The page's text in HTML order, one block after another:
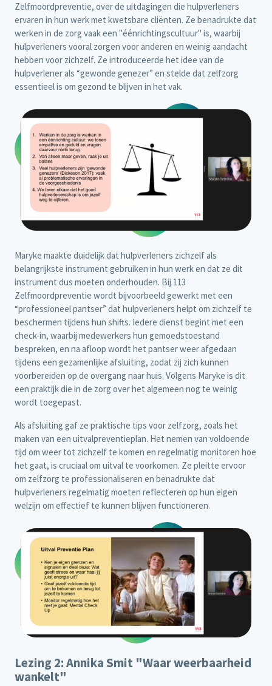
Zelfmoordpreventie, over de uitdagingen die hulpverleners
ervaren in hun werk met kwetsbare cliënten. Ze benadrukte dat
werken in de zorg vaak een "éénrichtingscultuur" is, waarbij
hulpverleners vooral zorgen voor anderen en weinig aandacht
hebben voor zichzelf. Ze introduceerde het idee van de
hulpverlener als “gewonde genezer” en stelde dat zelfzorg
essentieel is om gezond te blijven in het vak.
Maryke maakte duidelijk dat hulpverleners zichzelf als
belangrijkste instrument gebruiken in hun werk en dat ze dit
instrument dus moeten onderhouden. Bij 113
Zelfmoordpreventie wordt bijvoorbeeld gewerkt met een
“professioneel pantser” dat hulpverleners helpt om zichzelf te
beschermen tijdens hun shifts. Iedere dienst begint met een
check-in, waarbij medewerkers hun gemoedstoestand
bespreken, en na afloop wordt het pantser weer afgedaan
tijdens een gezamenlijke afsluiting, zodat zij zich kunnen
voorbereiden op de overgang naar huis. Volgens Maryke is dit
een praktijk die in de zorg over het algemeen nog te weinig
wordt toegepast.
Als afsluiting gaf ze praktische tips voor zelfzorg, zoals het
maken van een uitvalpreventieplan. Het nemen van voldoende
tijd om weer tot zichzelf te komen en regelmatig monitoren hoe
het gaat, is cruciaal om uitval te voorkomen. Ze pleitte ervoor
om zelfzorg te professionaliseren en benadrukte dat
hulpverleners regelmatig moeten reflecteren op hun eigen
welzijn om effectief te kunnen blijven functioneren.
Lezing 2: Annika Smit "Waar weerbaarheid
wankelt"